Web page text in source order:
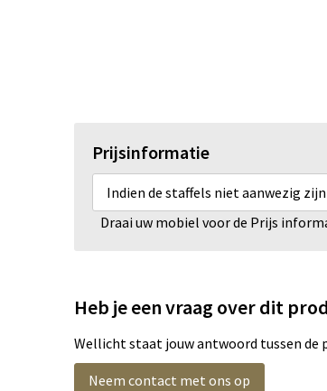
Prijsinformatie
Indien de staffels niet aanwezig
Draai uw mobiel voor de Prijs
Heb je een vraag over dit
Wellicht staat jouw antwoord tussen de
Neem contact met ons op